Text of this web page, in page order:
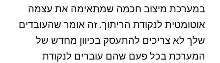
במערכת מיצוב חכמה שמתאימה את עצמה
אוטומטית לנקודת הריתוך. זה אומר שהעובדים
שלך לא צריכים להתעסק בכיוון מחדש של
המערכת בכל פעם שהם עוברים לנקודת